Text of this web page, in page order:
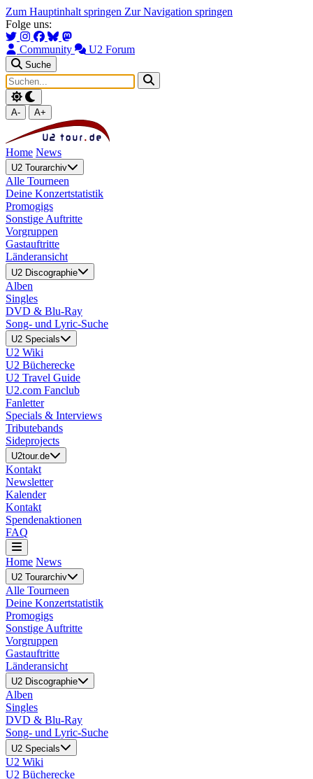
Zum Hauptinhalt springen Zur Navigation springen
Folge uns:
Community U2 Forum
Suche
A- A+
Home News
U2 Tourarchiv
Alle Tourneen
Deine Konzertstatistik
Promogigs
Sonstige Auftritte
Vorgruppen
Gastauftritte
Länderansicht
U2 Discographie
Alben
Singles
DVD & Blu-Ray
Song- und Lyric-Suche
U2 Specials
U2 Wiki
U2 Bücherecke
U2 Travel Guide
U2.com Fanclub
Fanletter
Specials & Interviews
Tributebands
Sideprojects
U2tour.de
Kontakt
Newsletter
Kalender
Kontakt
Spendenaktionen
FAQ
Home News
U2 Tourarchiv
Alle Tourneen
Deine Konzertstatistik
Promogigs
Sonstige Auftritte
Vorgruppen
Gastauftritte
Länderansicht
U2 Discographie
Alben
Singles
DVD & Blu-Ray
Song- und Lyric-Suche
U2 Specials
U2 Wiki
U2 Bücherecke